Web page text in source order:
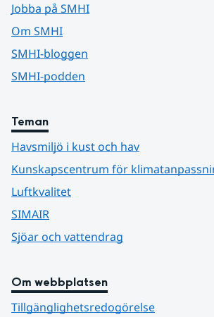
Jobba på SMHI
Om SMHI
SMHI-bloggen
SMHI-podden
Teman
Havsmiljö i kust och hav
Kunskapscentrum för
Luftkvalitet
SIMAIR
Sjöar och vattendrag
Om webbplatsen
Tillgänglighetsredogörelse